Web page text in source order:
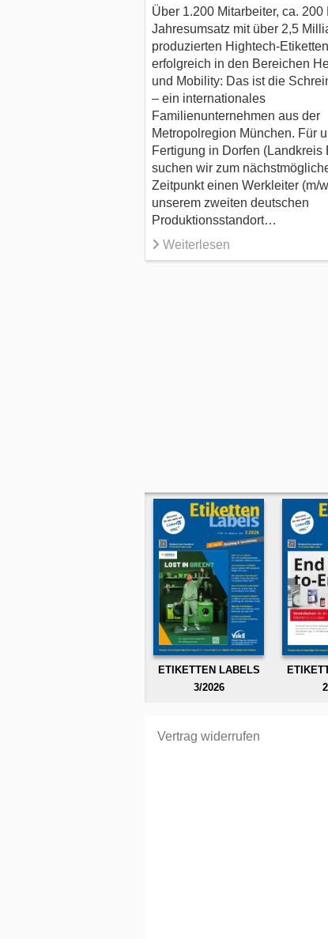
Über 1.200 Mitarbeiter, ca. 200
Jahresumsatz mit über 2,5
produzierten Hightech-
erfolgreich in den Bereichen
und Mobility: Das ist die
– ein internationales
Familienunternehmen aus der
Metropolregion München. Für
Fertigung in Dorfen (Landkreis
suchen wir zum
Zeitpunkt einen Werkleiter (m/
unserem zweiten deutschen
Produktionsstandort…
Weiterlesen
ETIKETTEN LABELS
3/2026
Vertrag widerrufen